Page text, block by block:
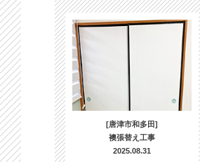
[唐津市和多田]
襖張替え工事
2025.08.31